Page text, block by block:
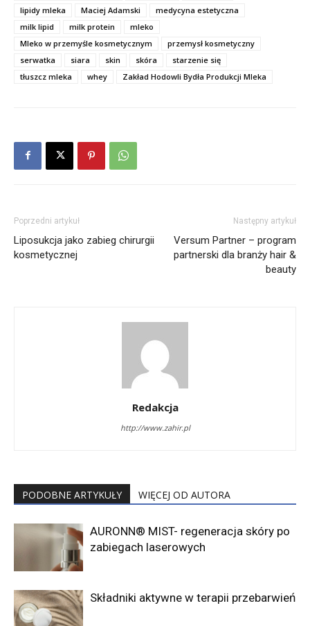
lipidy mleka
Maciej Adamski
medycyna estetyczna
milk lipid
milk protein
mleko
Mleko w przemyśle kosmetycznym
przemysł kosmetyczny
serwatka
siara skin skóra
starzenie się
tłuszcz mleka
whey Zakład Hodowli Bydła Produkcji Mleka
Poprzedni artykuł
Liposukcja jako zabieg chirurgii
kosmetycznej
Następny artykuł
Versum Partner – program
partnerski dla branży hair &
beauty
Redakcja
http://www.zahir.pl
PODOBNE ARTYKUŁY WIĘCEJ OD AUTORA
AURONN® MIST- regeneracja skóry po
zabiegach laserowych
Składniki aktywne w terapii przebarwień